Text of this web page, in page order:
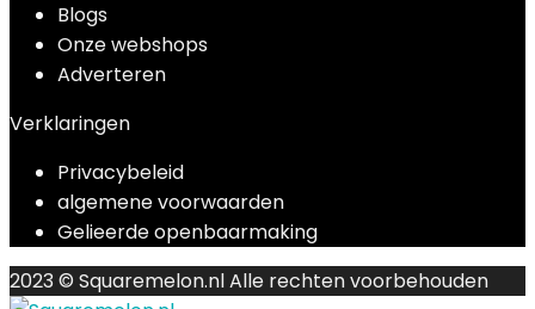
Blogs
Onze webshops
Adverteren
Verklaringen
Privacybeleid
algemene voorwaarden
Gelieerde openbaarmaking
2023 © Squaremelon.nl Alle rechten voorbehouden